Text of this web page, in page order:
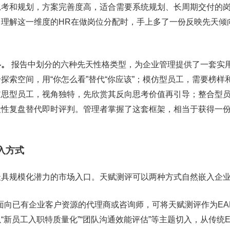
和规划，方案完善度高，适合需要系统规划、长周期交付
解这一维度的HR在做岗位分配时，手上多了一份反映先天倾
报告中划分的六种先天性格类型，为企业管理提供了一套实
索空间，用“你怎么看”替代“你应该”；模仿型员工，需要榜样
型员工，视角独特，先欣赏其反向思考价值再引导；整合型
复盘替代即时评判。管理者掌握了这套框架，相当于获得一
方式
规模化潜力的市场入口。天赋测评可以两种方式自然嵌入企
向已有企业客户资源的代理商或咨询师，可将天赋测评作为
员工入职特质量化”“团队沟通效能评估”等主题切入，从传统